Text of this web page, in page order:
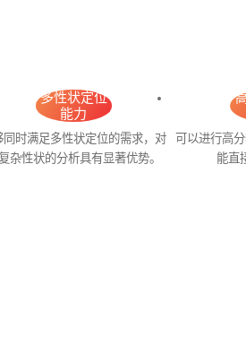
多性状定位
能力
同时满足多性状定位的需求，对
杂性状的分析具有显著优势。
可以进行高
能直